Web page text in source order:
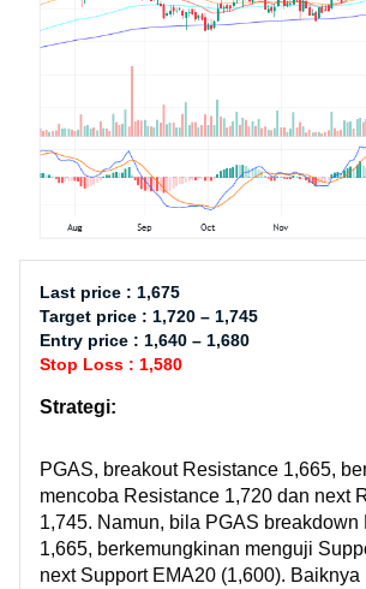
Last price : 1,675
Target price : 1,720 – 1,745
Entry price : 1,640 – 1,680
Stop Loss : 1,580
Strategi:
PGAS, breakout Resistance 1,665,
mencoba Resistance 1,720 dan next
1,745. Namun, bila PGAS breakdown
1,665, berkemungkinan menguji
next Support EMA20 (1,600).